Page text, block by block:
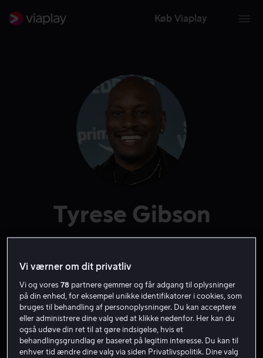
Køb Viaplay
Tyrese Gibson
Skuespiller Producer Gæst
Vi værner om dit privatliv
Vi og vores78 partnere gemmer og får adgang til oplysninger
på din enhed, for eksempel unikke identifikatorer i cookies, som
bruges til behandling af personoplysninger. Du kan acceptere
eller administrere dine valg ved at klikke nedenfor. Her kan du
også udøve din ret til at gøre indsigelse, hvis et
behandlingsgrundlag er baseret på legitim interesse. Du kan til
enhver tid ændre dine valg via siden Privatlivspolitik. Dine valg